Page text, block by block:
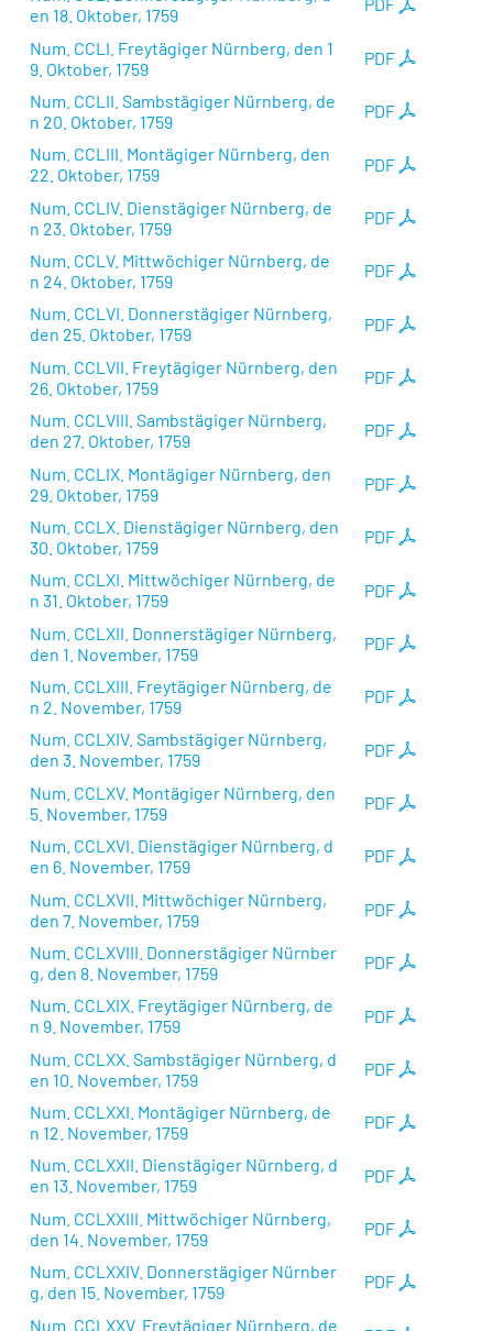
PDF
en 18. Oktober, 1759
PDF
Num. CCLI. Freytägiger Nürnberg, den 1
9. Oktober, 1759
PDF
Num. CCLII. Sambstägiger Nürnberg, de
n 20. Oktober, 1759
PDF
Num. CCLIII. Montägiger Nürnberg, den
22. Oktober, 1759
PDF
Num. CCLIV. Dienstägiger Nürnberg, de
n 23. Oktober, 1759
PDF
Num. CCLV. Mittwöchiger Nürnberg, de
n 24. Oktober, 1759
PDF
Num. CCLVI. Donnerstägiger Nürnberg,
den 25. Oktober, 1759
PDF
Num. CCLVII. Freytägiger Nürnberg, den
26. Oktober, 1759
PDF
Num. CCLVIII. Sambstägiger Nürnberg,
den 27. Oktober, 1759
PDF
Num. CCLIX. Montägiger Nürnberg, den
29. Oktober, 1759
PDF
Num. CCLX. Dienstägiger Nürnberg, den
30. Oktober, 1759
PDF
Num. CCLXI. Mittwöchiger Nürnberg, de
n 31. Oktober, 1759
PDF
Num. CCLXII. Donnerstägiger Nürnberg,
den 1. November, 1759
PDF
Num. CCLXIII. Freytägiger Nürnberg, de
n 2. November, 1759
PDF
Num. CCLXIV. Sambstägiger Nürnberg,
den 3. November, 1759
PDF
Num. CCLXV. Montägiger Nürnberg, den
5. November, 1759
PDF
Num. CCLXVI. Dienstägiger Nürnberg, d
en 6. November, 1759
PDF
Num. CCLXVII. Mittwöchiger Nürnberg,
den 7. November, 1759
PDF
Num. CCLXVIII. Donnerstägiger Nürnber
g, den 8. November, 1759
PDF
Num. CCLXIX. Freytägiger Nürnberg, de
n 9. November, 1759
PDF
Num. CCLXX. Sambstägiger Nürnberg, d
en 10. November, 1759
PDF
Num. CCLXXI. Montägiger Nürnberg, de
n 12. November, 1759
PDF
Num. CCLXXII. Dienstägiger Nürnberg, d
en 13. November, 1759
PDF
Num. CCLXXIII. Mittwöchiger Nürnberg,
den 14. November, 1759
PDF
Num. CCLXXIV. Donnerstägiger Nürnber
g, den 15. November, 1759
Num. CCLXXV. Freytägiger Nürnberg, de